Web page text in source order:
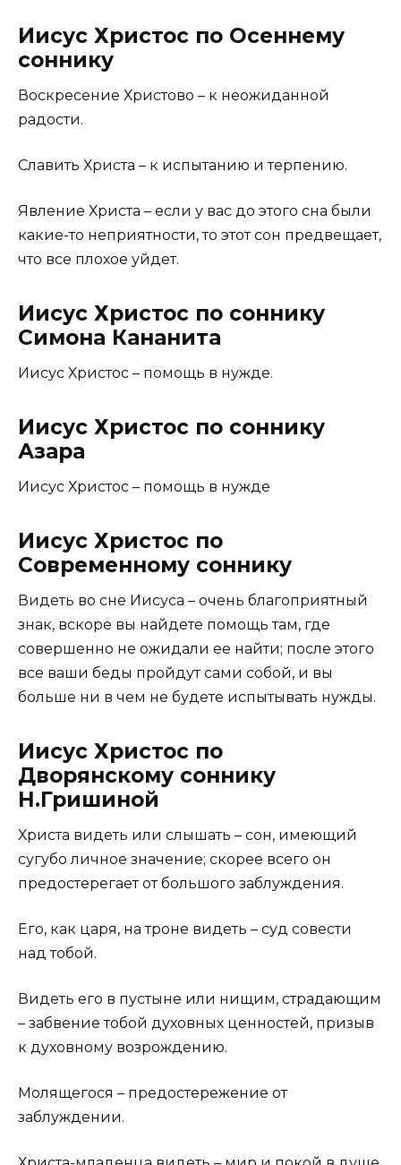
Иисус Христос по Осеннему
соннику
Воскресение Христово – к неожиданной
радости.
Славить Христа – к испытанию и терпению.
Явление Христа – если у вас до этого сна были
какие-то неприятности, то этот сон предвещает,
что все плохое уйдет.
Иисус Христос по соннику
Симона Кананита
Иисус Христос – помощь в нужде.
Иисус Христос по соннику
Азара
Иисус Христос – помощь в нужде
Иисус Христос по
Современному соннику
Видеть во сне Иисуса – очень благоприятный
знак, вскоре вы найдете помощь там, где
совершенно не ожидали ее найти; после этого
все ваши беды пройдут сами собой, и вы
больше ни в чем не будете испытывать нужды.
Иисус Христос по
Дворянскому соннику
Н.Гришиной
Христа видеть или слышать – сон, имеющий
сугубо личное значение; скорее всего он
предостерегает от большого заблуждения.
Его, как царя, на троне видеть – суд совести
над тобой.
Видеть его в пустыне или нищим, страдающим
– забвение тобой духовных ценностей, призыв
к духовному возрождению.
Молящегося – предостережение от
заблуждении.